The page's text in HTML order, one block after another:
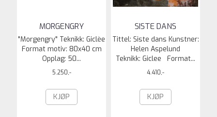
MORGENGRY
"Morgengry" Teknikk: Giclèe
Format motiv: 80x40 cm
Opplag: 50...
5.250,-
KJØP
SISTE DANS
Tittel: Siste dans Kunstner:
Helen Aspelund
Teknikk: Giclee Format...
4.410,-
KJØP